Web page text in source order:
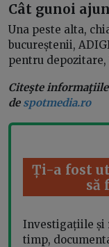
Cât gunoi
Una peste alta,
bucureștenii,
pentru depozitare,
Citeşte
de spotmedia.ro
Ți-a fost
să
Investigațiile și
timp,